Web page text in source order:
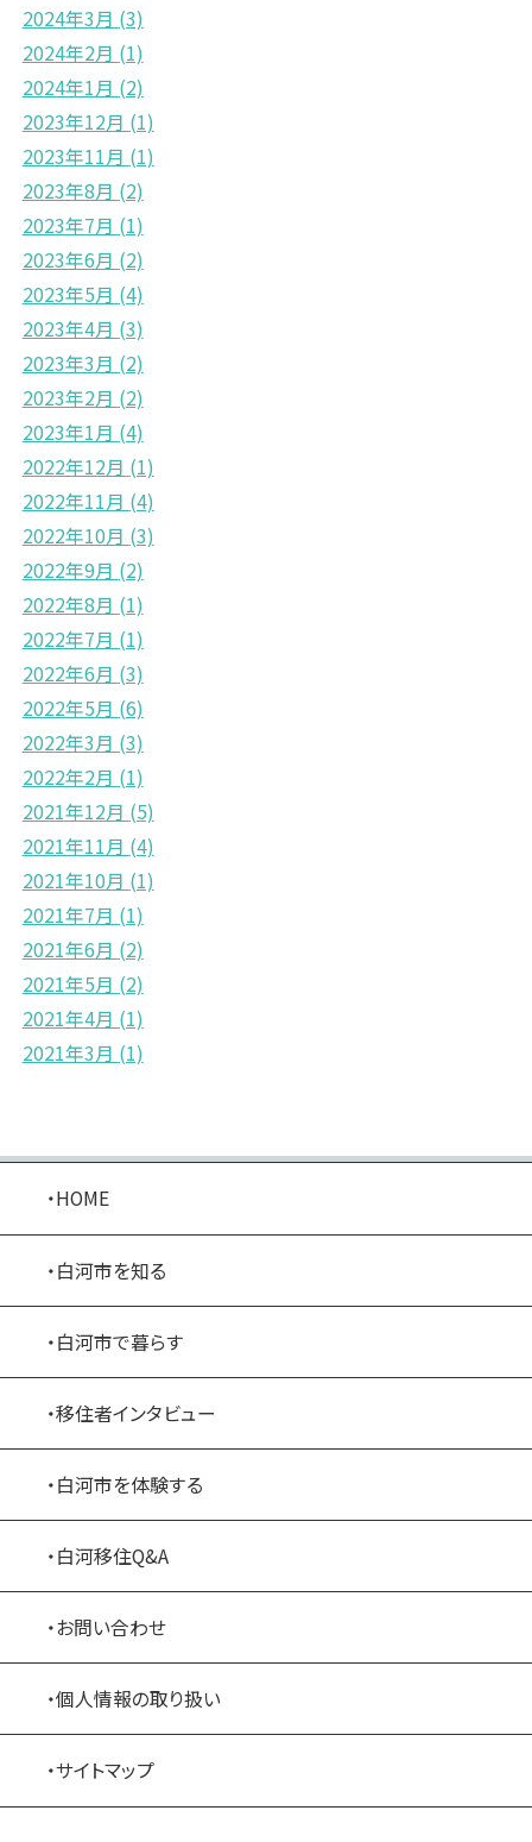
2024年3月 (3)
2024年2月 (1)
2024年1月 (2)
2023年12月 (1)
2023年11月 (1)
2023年8月 (2)
2023年7月 (1)
2023年6月 (2)
2023年5月 (4)
2023年4月 (3)
2023年3月 (2)
2023年2月 (2)
2023年1月 (4)
2022年12月 (1)
2022年11月 (4)
2022年10月 (3)
2022年9月 (2)
2022年8月 (1)
2022年7月 (1)
2022年6月 (3)
2022年5月 (6)
2022年3月 (3)
2022年2月 (1)
2021年12月 (5)
2021年11月 (4)
2021年10月 (1)
2021年7月 (1)
2021年6月 (2)
2021年5月 (2)
2021年4月 (1)
2021年3月 (1)
・HOME
・白河市を知る
・白河市で暮らす
・移住者インタビュー
・白河市を体験する
・白河移住Q&A
・お問い合わせ
・個人情報の取り扱い
・サイトマップ